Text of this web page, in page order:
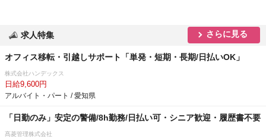
求人特集 さらに見る
オフィス移転・引越しサポート「単発・短期・長期/日払いOK」
株式会社ハンデックス
日給9,600円
アルバイト・パート / 愛知県
「日勤のみ」安定の警備/8h勤務/日払い可・シニア歓迎・履歴書不要
髙菱管理株式会社